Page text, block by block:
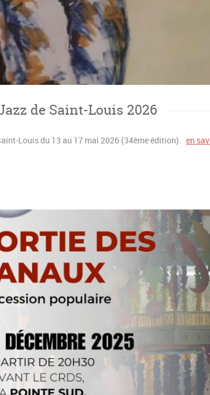
de Saint-Louis 2026
Louis du 13 au 17 mai 2026 (34ème édition). en